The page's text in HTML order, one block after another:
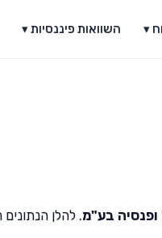
▾ השוואות פיננסיות ▾
בע"מ. להלן